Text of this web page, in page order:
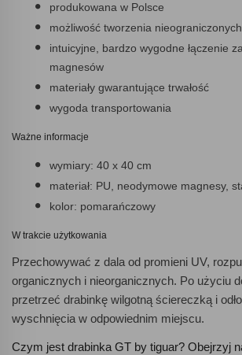
produkowana w Polsce
możliwość tworzenia
intuicyjne, bardzo wygodne łączenie
magnesów
materiały gwarantujące trwałość
wygoda transportowania
Ważne informacje
wymiary: 40 x 40 cm
materiał: PU, neodymowe magnesy,
kolor: pomarańczowy
W trakcie użytkowania
Przechowywać z dala od promieni UV,
organicznych i nieorganicznych. Po użyciu
przetrzeć drabinkę wilgotną ściereczką i
wyschnięcia w odpowiednim miejscu.
Czym jest drabinka GT by tiguar? Obejrzyj